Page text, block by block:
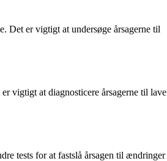
Det er vigtigt at undersøge årsagerne til
vigtigt at diagnosticere årsagerne til lave
tests for at fastslå årsagen til ændringer